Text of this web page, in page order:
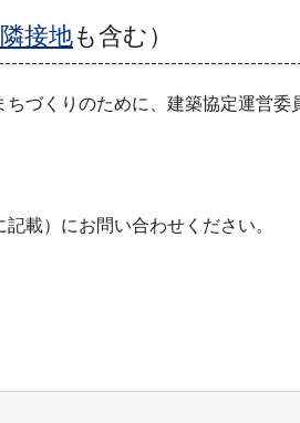
接地も含む）
づくりのために、建築協定運営
載）にお問い合わせください。